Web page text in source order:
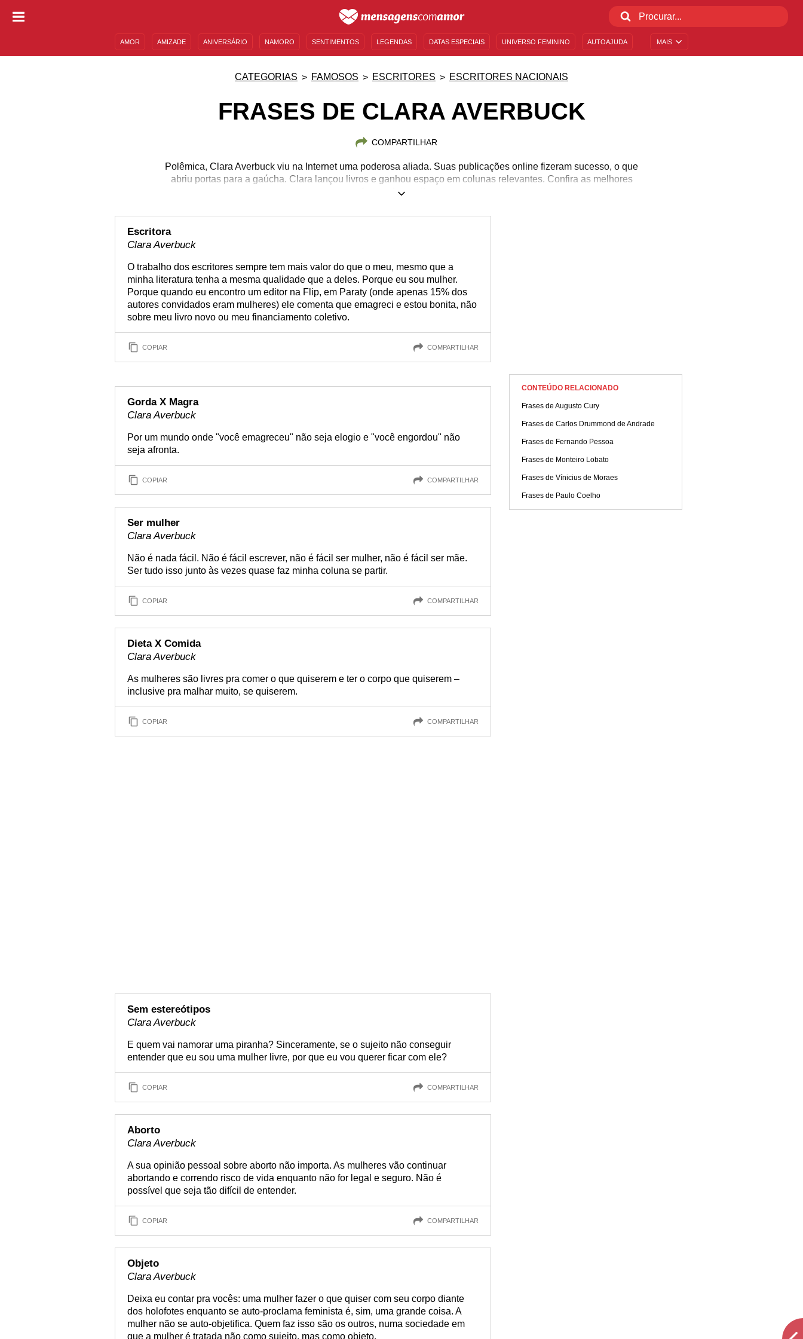
MAIS
AMOR AMIZADE ANIVERSÁRIO NAMORO SENTIMENTOS LEGENDAS DATAS ESPECIAIS UNIVERSO FEMININO AUTOAJUDA
CATEGORIAS FAMOSOS ESCRITORES ESCRITORES NACIONAIS
FRASES DE CLARA AVERBUCK
COMPARTILHAR
Polêmica, Clara Averbuck viu na Internet uma poderosa aliada. Suas publicações online fizeram sucesso, o que
abriu portas para a gaúcha. Clara lançou livros e ganhou espaço em colunas relevantes. Confira as melhores
frases da escritora.
Escritora
Clara Averbuck
O trabalho dos escritores sempre tem mais valor do que o meu, mesmo que a
minha literatura tenha a mesma qualidade que a deles. Porque eu sou mulher.
Porque quando eu encontro um editor na Flip, em Paraty (onde apenas 15% dos
autores convidados eram mulheres) ele comenta que emagreci e estou bonita, não
sobre meu livro novo ou meu financiamento coletivo.
COPIAR COMPARTILHAR
Gorda X Magra
Clara Averbuck
Por um mundo onde "você emagreceu" não seja elogio e "você engordou" não
seja afronta.
COPIAR COMPARTILHAR
Ser mulher
Clara Averbuck
Não é nada fácil. Não é fácil escrever, não é fácil ser mulher, não é fácil ser mãe.
Ser tudo isso junto às vezes quase faz minha coluna se partir.
COPIAR COMPARTILHAR
Dieta X Comida
Clara Averbuck
As mulheres são livres pra comer o que quiserem e ter o corpo que quiserem –
inclusive pra malhar muito, se quiserem.
COPIAR COMPARTILHAR
Sem estereótipos
Clara Averbuck
E quem vai namorar uma piranha? Sinceramente, se o sujeito não conseguir
entender que eu sou uma mulher livre, por que eu vou querer ficar com ele?
COPIAR COMPARTILHAR
Aborto
Clara Averbuck
A sua opinião pessoal sobre aborto não importa. As mulheres vão continuar
abortando e correndo risco de vida enquanto não for legal e seguro. Não é
possível que seja tão difícil de entender.
COPIAR COMPARTILHAR
Objeto
Clara Averbuck
Deixa eu contar pra vocês: uma mulher fazer o que quiser com seu corpo diante
dos holofotes enquanto se auto-proclama feminista é, sim, uma grande coisa. A
mulher não se auto-objetifica. Quem faz isso são os outros, numa sociedade em
que a mulher é tratada não como sujeito, mas como objeto.
CONTEÚDO RELACIONADO
Frases de Augusto Cury
Frases de Carlos Drummond de Andrade
Frases de Fernando Pessoa
Frases de Monteiro Lobato
Frases de Vínicius de Moraes
Frases de Paulo Coelho